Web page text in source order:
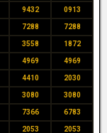
9432 0913
7288 7288
3558 1872
4969 4969
4410 2030
3080 3080
7366 6783
2053 2053